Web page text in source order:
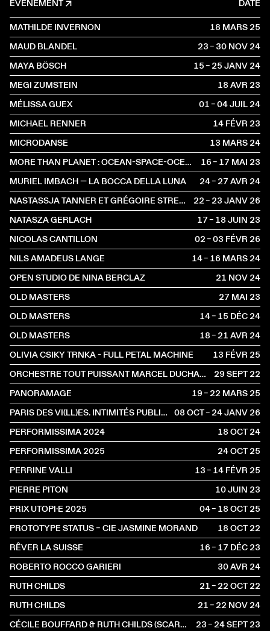
ÉVÈNEMENT
DATE
MATHILDE INVERNON
18 MARS2025
MAUD BLANDEL
23 – 30 NOV2024
MAYA BÖSCH
15 – 25 JANV2024
MEGI ZUMSTEIN
18 AVR2023
MÉLISSA GUEX
01 – 04 JUIL2024
MICHAEL RENNER
14 FÉVR2023
MICRODANSE
13 MARS2024
MORE THAN PLANET : OCEAN-SPACE-OCEAN EDITION
16 – 17 MAI2023
MURIEL IMBACH — LA BOCCA DELLA LUNA
24 – 27 AVR2024
NASTASSJA TANNER ET GRÉGOIRE STRECKER
22 – 23 JANV2026
NATASZA GERLACH
17 – 18 JUIN2023
NICOLAS CANTILLON
02 – 03 FÉVR2026
NILS AMADEUS LANGE
14 – 16 MARS2024
OPEN STUDIO DE NINA BERCLAZ
21 NOV2024
OLD MASTERS
27 MAI2023
OLD MASTERS
14 – 15 DÉC2024
OLD MASTERS
18 – 21 AVR2024
OLIVIA CSIKY TRNKA - FULL PETAL MACHINE
13 FÉVR2025
ORCHESTRE TOUT PUISSANT MARCEL DUCHAMP
29 SEPT2022
PANORAMAGE
19 – 22 MARS2025
PARIS DES VI(LL)ES. INTIMITÉS PUBLIQUES
08 OCT – 24 JANV2026
PERFORMISSIMA 2024
18 OCT2024
PERFORMISSIMA 2025
24 OCT2025
PERRINE VALLI
13 – 14 FÉVR2025
PIERRE PITON
10 JUIN2023
PRIX UTOPI·E 2025
04 – 18 OCT2025
PROTOTYPE STATUS – CIE JASMINE MORAND
18 OCT2022
RÊVER LA SUISSE
16 – 17 DÉC2023
ROBERTO ROCCO GARIERI
30 AVR2024
RUTH CHILDS
21 – 22 OCT2022
RUTH CHILDS
21 – 22 NOV2024
CÉCILE BOUFFARD & RUTH CHILDS (SCARLETT'S)
23 – 24 SEPT2023